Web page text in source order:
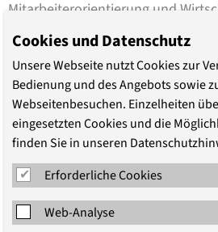
Mitarbeiterorientierung und
und welche Trends und
Unternehmensbereichen
Konkrete Beispiele innovativer
Krankenhaus werden vorgestellt.
generationengerechtes Führen
welche Organisations- und
das zukunftsfähige
Potential weiblicher
Welche Chancen bietet Top
Cookies und Datenschutz
Unsere Webseite nutzt Cookies zur
Bedienung und des Angebots sowie
Webseitenbesuchen. Einzelheiten
eingesetzten Cookies und die
finden Sie in unseren
Erforderliche Cookies
Web-Analyse